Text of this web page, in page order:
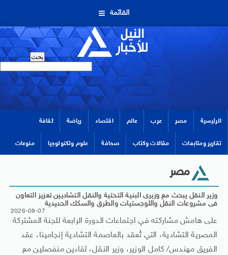
القائمة
الرئيسية مصر عرب عالم اقتصاد رياضة ثقافة
تقارير ومتابعات مقالات وكتاب صحافة علوم وتكنولوجيا منوعات
مصر
وزير النقل يبحث مع وزيرى البنية التحتية والنقل التشاديين تعزيز التعاون
فى مشروعات النقل واللوجستيات والطرق والسكك الحديدية
2026-08-07
على هامش مشاركته في اجتماعات الدورة الرابعة للجنة المشتركة
المصرية التشادية، التي تُعقد بالعاصمة التشادية إنجامينا، عقد
الفريق مهندس/ كامل الوزير، وزير النقل، لقاءين منفصلين مع